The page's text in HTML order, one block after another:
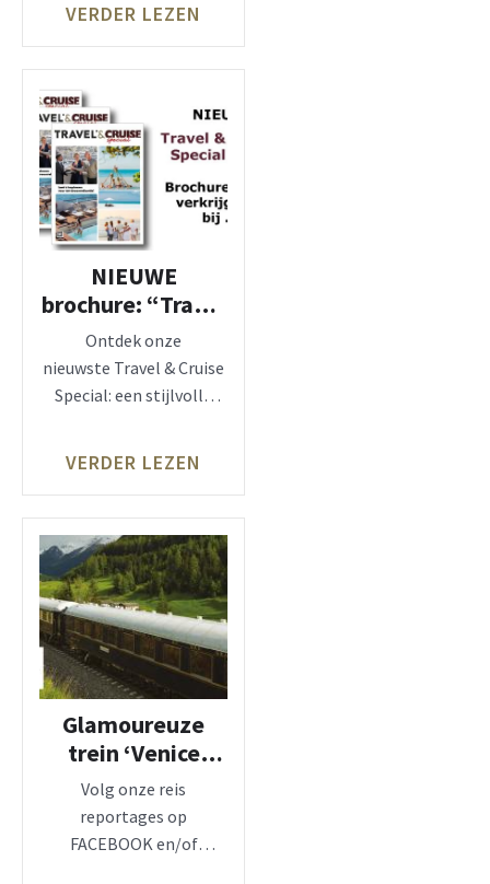
VERDER LEZEN
NIEUWE
brochure: “Travel
& Cruise Special
Trends 2026”
Ontdek onze
nieuwste Travel & Cruise
Special: een stijlvolle
VERDER LEZEN
Glamoureuze
trein ‘Venice
Simplon-Orient-
Express’
Volg onze reis
reportages op
FACEBOOK en/of